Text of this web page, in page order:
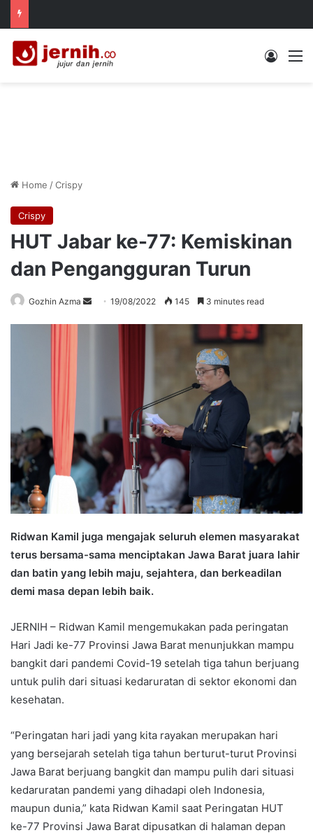
Log In
Home /Crispy
Crispy
HUT Jabar ke-77: Kemiskinan
dan Pengangguran Turun
Gozhin Azma
Send19/08/2022 145 3 minutes read
Ridwan Kamil juga mengajak seluruh elemen masyarakat
terus bersama-sama menciptakan Jawa Barat juara lahir
dan batin yang lebih maju, sejahtera, dan berkeadilan
demi masa depan lebih baik.
JERNIH – Ridwan Kamil mengemukakan pada peringatan
Hari Jadi ke-77 Provinsi Jawa Barat menunjukkan mampu
bangkit dari pandemi Covid-19 setelah tiga tahun berjuang
untuk pulih dari situasi kedaruratan di sektor ekonomi dan
kesehatan.
“Peringatan hari jadi yang kita rayakan merupakan hari
yang bersejarah setelah tiga tahun berturut-turut Provinsi
Jawa Barat berjuang bangkit dan mampu pulih dari situasi
kedaruratan pandemi yang dihadapi oleh Indonesia,
maupun dunia,” kata Ridwan Kamil saat Peringatan HUT
ke-77 Provinsi Jawa Barat dipusatkan di halaman depan